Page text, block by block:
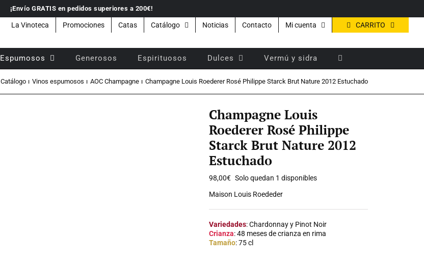
¡Envío GRATIS en pedidos superiores a 200€!
La Vinoteca Promociones Catas Catálogo Noticias Contacto Mi cuenta CARRITO
Espumosos Generosos Espirituosos Dulces Vermú y sidra
Catálogo Vinos espumosos AOC Champagne Champagne Louis Roederer Rosé Philippe Starck Brut Nature 2012 Estuchado
Champagne Louis
Roederer Rosé Philippe
Starck Brut Nature 2012
Estuchado
98,00€ Solo quedan 1 disponibles
Maison Louis Roededer
Variedades: Chardonnay y Pinot Noir
Crianza: 48 meses de crianza en rima
Tamaño: 75 cl